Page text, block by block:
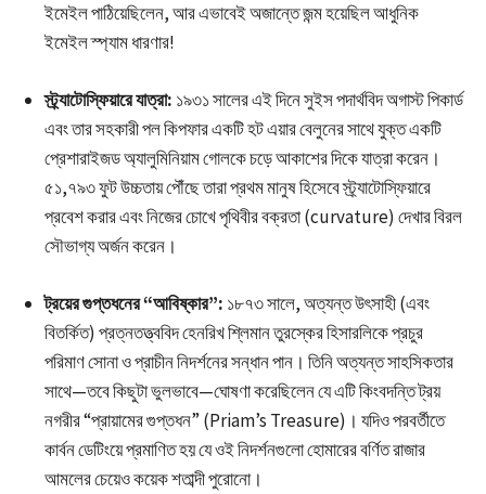
ইমেইল পাঠিয়েছিলেন, আর এভাবেই অজান্তে জন্ম হয়েছিল আধুনিক
ইমেইল স্প্যাম ধারণার!
স্ট্র্যাটোস্ফিয়ারে যাত্রা: ১৯৩১ সালের এই দিনে সুইস পদার্থবিদ অগাস্ট পিকার্ড
এবং তার সহকারী পল কিপফার একটি হট এয়ার বেলুনের সাথে যুক্ত একটি
প্রেশারাইজড অ্যালুমিনিয়াম গোলকে চড়ে আকাশের দিকে যাত্রা করেন।
৫১,৭৯৩ ফুট উচ্চতায় পৌঁছে তারা প্রথম মানুষ হিসেবে স্ট্র্যাটোস্ফিয়ারে
প্রবেশ করার এবং নিজের চোখে পৃথিবীর বক্রতা (curvature) দেখার বিরল
সৌভাগ্য অর্জন করেন।
ট্রয়ের গুপ্তধনের “আবিষ্কার”: ১৮৭৩ সালে, অত্যন্ত উৎসাহী (এবং
বিতর্কিত) প্রত্নতত্ত্ববিদ হেনরিখ শ্লিমান তুরস্কের হিসারলিকে প্রচুর
পরিমাণ সোনা ও প্রাচীন নিদর্শনের সন্ধান পান। তিনি অত্যন্ত সাহসিকতার
সাথে—তবে কিছুটা ভুলভাবে—ঘোষণা করেছিলেন যে এটি কিংবদন্তি ট্রয়
নগরীর “প্রায়ামের গুপ্তধন” (Priam’s Treasure)। যদিও পরবর্তীতে
কার্বন ডেটিংয়ে প্রমাণিত হয় যে ওই নিদর্শনগুলো হোমারের বর্ণিত রাজার
আমলের চেয়েও কয়েক শতাব্দী পুরোনো।